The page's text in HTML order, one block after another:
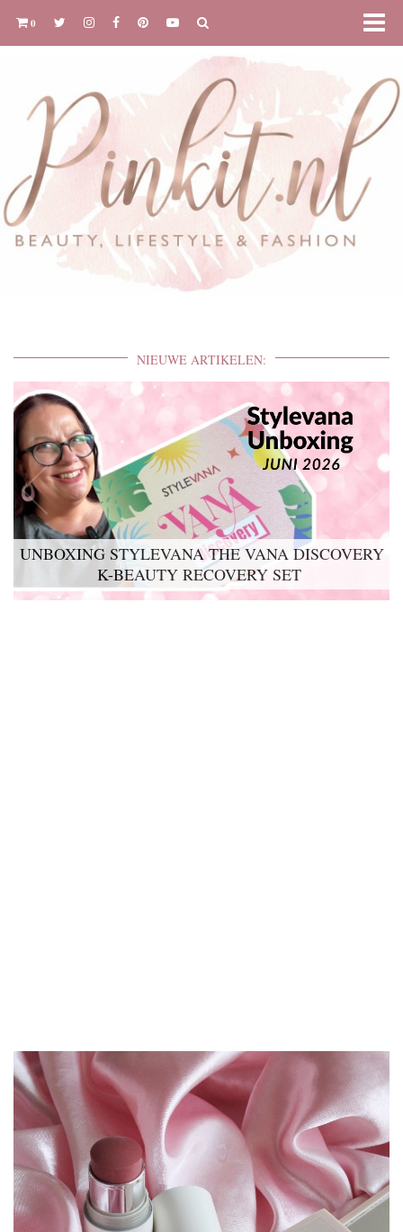
0
NIEUWE ARTIKELEN:
UNBOXING STYLEVANA THE VANA DISCOVERY
K-BEAUTY RECOVERY SET
LYKO LOVABLES THE BDAY KIT 2026 UNBOXING